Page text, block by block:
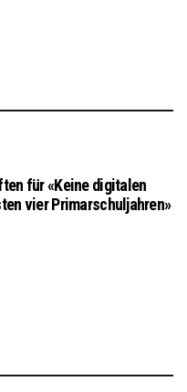
für «Keine digitalen
vier Primarschuljahren»